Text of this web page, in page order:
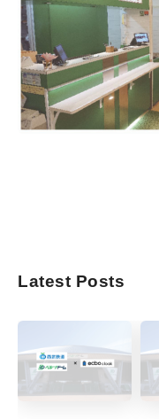
Latest Posts